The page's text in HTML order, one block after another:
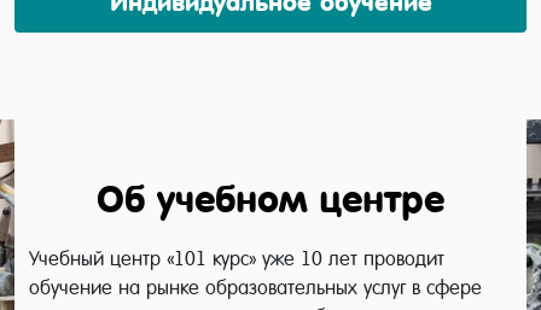
Об учебном центре
Учебный центр «101 курс» уже 10 лет проводит
обучение на рынке образовательных услуг в сфере